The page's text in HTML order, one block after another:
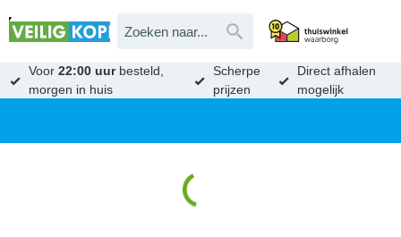
Voor22:00 uurbesteld,
morgen in huis
Scherpe
prijzen
Direct afhalen
mogelijk